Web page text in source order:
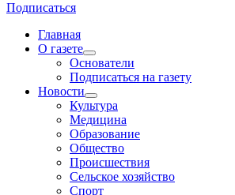
Подписаться
Главная
О газете
Основатели
Подписаться на газету
Новости
Культура
Медицина
Образование
Общество
Происшествия
Сельское хозяйство
Спорт